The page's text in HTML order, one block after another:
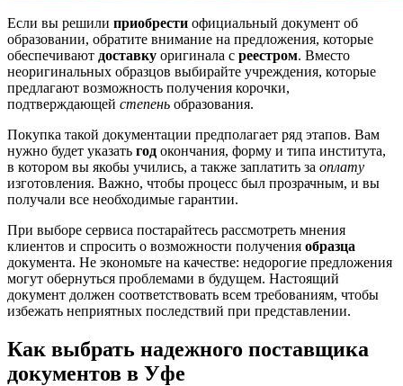
Если вы решили приобрести официальный документ об
образовании, обратите внимание на предложения, которые
обеспечивают доставку оригинала с реестром. Вместо
неоригинальных образцов выбирайте учреждения, которые
предлагают возможность получения корочки,
подтверждающей степень образования.
Покупка такой документации предполагает ряд этапов. Вам
нужно будет указать год окончания, форму и типа института,
в котором вы якобы учились, а также заплатить за оплату
изготовления. Важно, чтобы процесс был прозрачным, и вы
получали все необходимые гарантии.
При выборе сервиса постарайтесь рассмотреть мнения
клиентов и спросить о возможности получения образца
документа. Не экономьте на качестве: недорогие предложения
могут обернуться проблемами в будущем. Настоящий
документ должен соответствовать всем требованиям, чтобы
избежать неприятных последствий при представлении.
Как выбрать надежного поставщика
документов в Уфе